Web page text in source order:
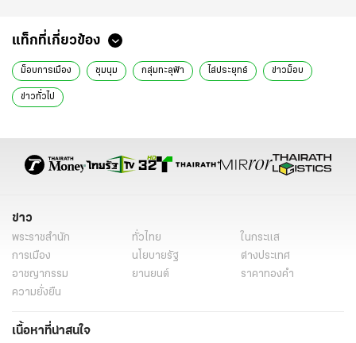
แท็กที่เกี่ยวข้อง
ม็อบการเมือง ชุมนุม กลุ่มทะลุฟ้า ไล่ประยุทธ์ ข่าวม็อบ
ข่าวทั่วไป
ข่าว
พระราชสำนัก ทั่วไทย
ในกระแส
การเมือง
นโยบายรัฐ
ต่างประเทศ
อาชญากรรม
ยานยนต์
ราคาทองคำ
ความยั่งยืน
เนื้อหาที่น่าสนใจ